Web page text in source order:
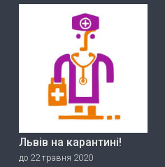
Львів на карантині!
до 22 травня 2020